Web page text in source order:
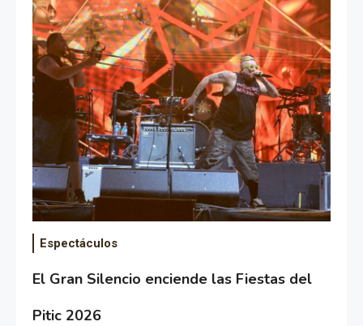
Espectáculos
El Gran Silencio enciende las Fiestas del
Pitic 2026